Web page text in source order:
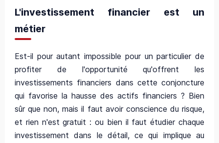
L'investissement financier est un
métier
Est-il pour autant impossible pour un particulier de
profiter de l'opportunité qu'offrent les
investissements financiers dans cette conjoncture
qui favorise la hausse des actifs financiers ? Bien
sûr que non, mais il faut avoir conscience du risque,
et rien n'est gratuit : ou bien il faut étudier chaque
investissement dans le détail, ce qui implique au